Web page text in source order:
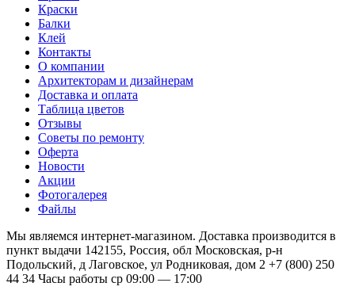
Краски
Балки
Клей
Контакты
О компании
Архитекторам и дизайнерам
Доставка и оплата
Таблица цветов
Отзывы
Советы по ремонту
Оферта
Новости
Акции
Фотогалерея
Файлы
Мы являемся интернет-магазином. Доставка производится в
пункт выдачи 142155, Россия, обл Московская, р-н
Подольский, д Лаговское, ул Родниковая, дом 2 +7 (800) 250
44 34 Часы работы ср 09:00 — 17:00